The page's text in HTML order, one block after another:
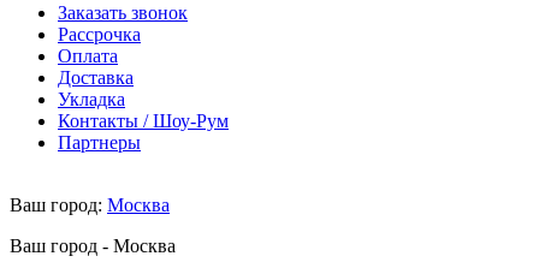
Заказать звонок
Рассрочка
Оплата
Доставка
Укладка
Контакты / Шоу-Рум
Партнеры
Ваш город: Москва
Ваш город - Москва